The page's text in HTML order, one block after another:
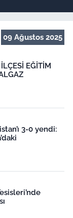
09 Ağustos 2025
EĞİTİM
3-0 yendi: